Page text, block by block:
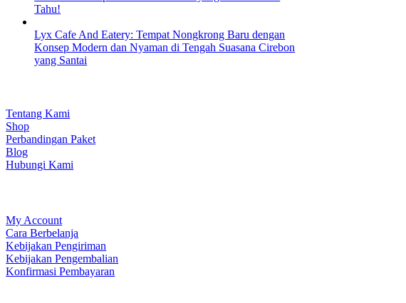
Tahu!
Lyx Cafe And Eatery: Tempat Nongkrong Baru dengan
Konsep Modern dan Nyaman di Tengah Suasana Cirebon
yang Santai
Tentang Kami
Shop
Perbandingan Paket
Blog
Hubungi Kami
My Account
Cara Berbelanja
Kebijakan Pengiriman
Kebijakan Pengembalian
Konfirmasi Pembayaran